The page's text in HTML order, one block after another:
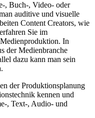
, Buch-, Video- oder
auditive und visuelle
Content Creators, wie
Sie im
In
der Medienbranche
dazu kann man sein
der Produktionsplanung
kennen und
, Text-, Audio- und